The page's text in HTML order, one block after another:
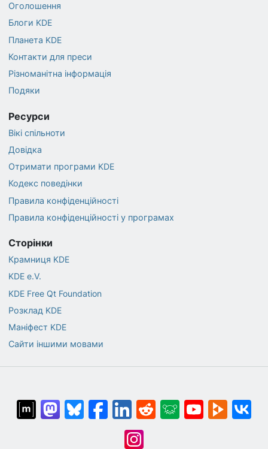
Оголошення
Блоги KDE
Планета KDE
Контакти для преси
Різноманітна інформація
Подяки
Ресурси
Вікі спільноти
Довідка
Отримати програми KDE
Кодекс поведінки
Правила конфіденційності
Правила конфіденційності у програмах
Сторінки
Крамниця KDE
KDE e.V.
KDE Free Qt Foundation
Розклад KDE
Маніфест KDE
Сайти іншими мовами